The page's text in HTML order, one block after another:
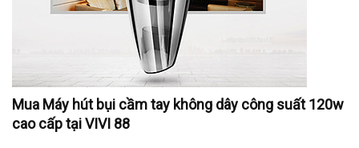
Mua Máy hút bụi cầm tay không dây công suất 120w
cao cấp tại VIVI 88